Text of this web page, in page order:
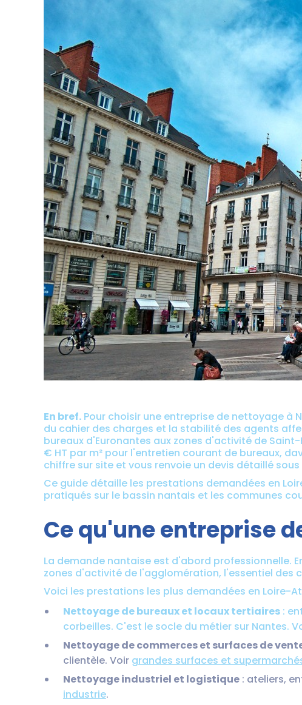
En bref. Pour choisir une entreprise de nettoyage à
du cahier des charges et la stabilité des agents
bureaux d'Euronantes aux zones d'activité de
€ HT par m² pour l'entretien courant de bureaux,
chiffre sur site et vous renvoie un devis détaillé sous
Ce guide détaille les prestations demandées en
pratiqués sur le bassin nantais et les communes
Ce qu'une entreprise
La demande nantaise est d'abord professionnelle.
zones d'activité de l'agglomération, l'essentiel des
Voici les prestations les plus demandées en Loire-
Nettoyage de bureaux et locaux tertiaires :
corbeilles. C'est le socle du métier sur Nantes.
Nettoyage de commerces et surfaces de
clientèle. Voir grandes surfaces et
Nettoyage industriel et logistique : ateliers,
industrie.